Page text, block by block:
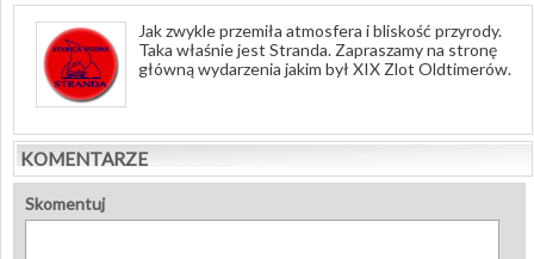
Jak zwykle przemiła atmosfera i bliskość przyrody.
Taka właśnie jest Stranda. Zapraszamy na stronę
główną wydarzenia jakim był XIX Zlot Oldtimerów.
KOMENTARZE
Skomentuj